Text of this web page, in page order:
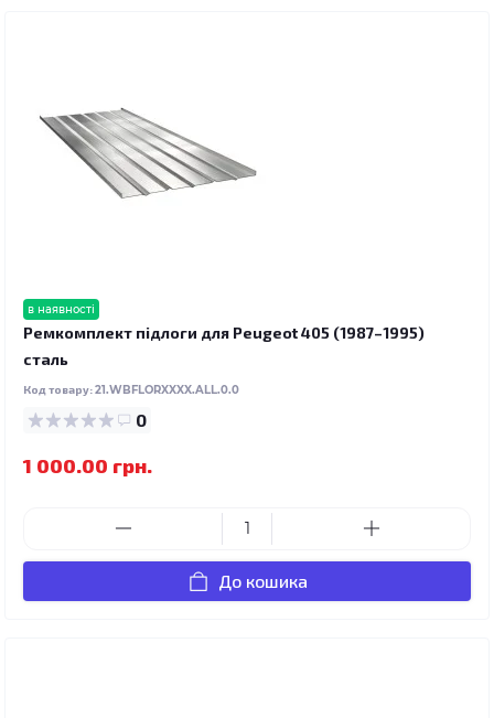
в наявності
Ремкомплект підлоги для Peugeot 405 (1987–1995)
сталь
Код товару:21.WBFLORXXXX.ALL.0.0
0
1 000.00 грн.
До кошика